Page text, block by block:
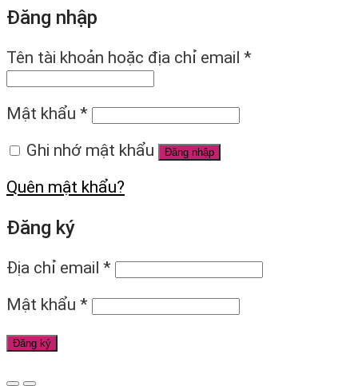
Đăng nhập
Tên tài khoản hoặc địa chỉ email *
Mật khẩu *
Ghi nhớ mật khẩu
Đăng nhập
Quên mật khẩu?
Đăng ký
Địa chỉ email *
Mật khẩu *
Đăng ký